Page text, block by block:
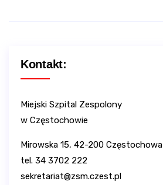
Kontakt:
Miejski Szpital Zespolony
w Częstochowie
Mirowska 15, 42-200 Częstochowa
tel. 34 3702 222
sekretariat@zsm.czest.pl